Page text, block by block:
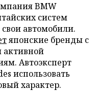
BMW
систем
автомобили.
японские бренды с
активной
Автоэксперт
использовать
характер.